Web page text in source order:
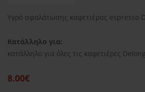
Yγρό αφαλάτωσης καφετιέρας espresso
Κατάλληλο για:
κατάλληλο για όλες τις καφετιέρες
8.00€